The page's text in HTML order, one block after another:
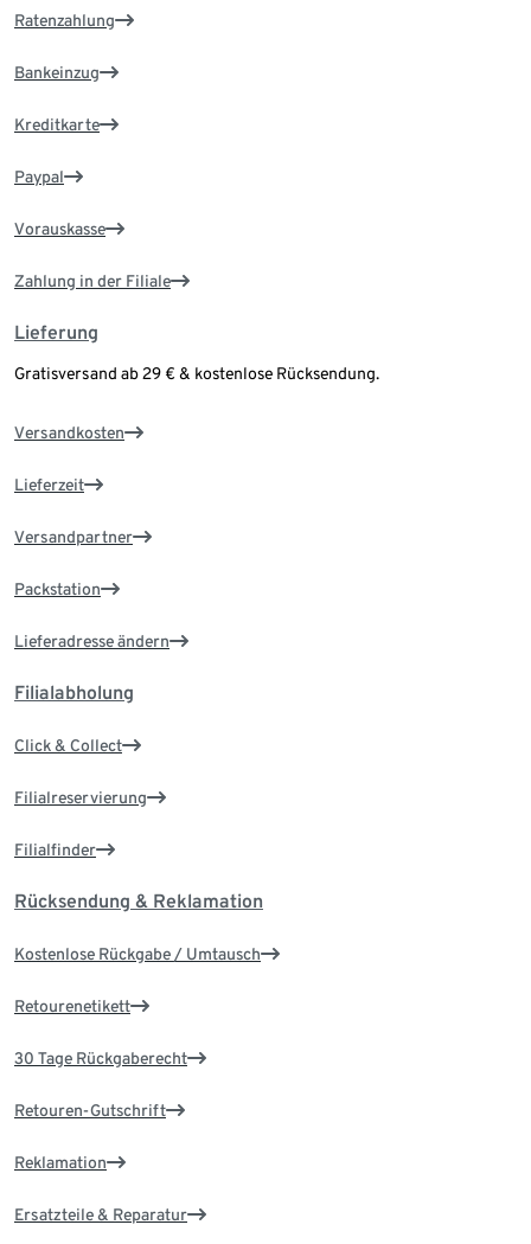
Ratenzahlung
Bankeinzug
Kreditkarte
Paypal
Vorauskasse
Zahlung in der Filiale
Lieferung
Gratisversand ab 29 € & kostenlose Rücksendung.
Versandkosten
Lieferzeit
Versandpartner
Packstation
Lieferadresse ändern
Filialabholung
Click & Collect
Filialreservierung
Filialfinder
Rücksendung & Reklamation
Kostenlose Rückgabe / Umtausch
Retourenetikett
30 Tage Rückgaberecht
Retouren-Gutschrift
Reklamation
Ersatzteile & Reparatur